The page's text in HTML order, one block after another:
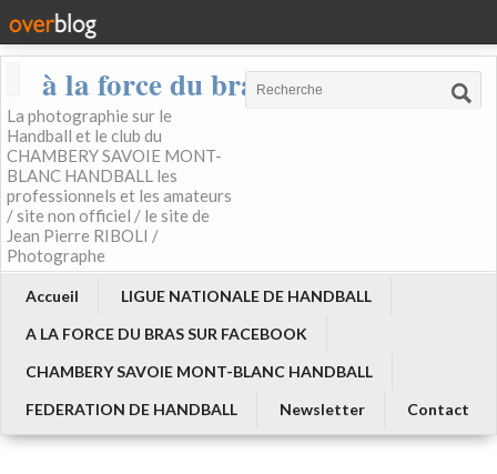
à la force du bras
La photographie sur le
Handball et le club du
CHAMBERY SAVOIE MONT-
BLANC HANDBALL les
professionnels et les amateurs
/ site non officiel / le site de
Jean Pierre RIBOLI /
Photographe
Accueil
LIGUE NATIONALE DE HANDBALL
A LA FORCE DU BRAS SUR FACEBOOK
CHAMBERY SAVOIE MONT-BLANC HANDBALL
FEDERATION DE HANDBALL
Newsletter Contact